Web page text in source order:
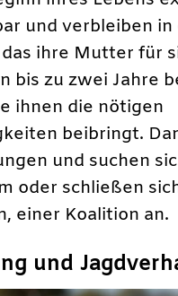
und verbleiben in
das ihre Mutter für
bis zu zwei Jahre
ihnen die nötigen
beibringt.
und suchen
oder schließen
einer Koalition an.
und